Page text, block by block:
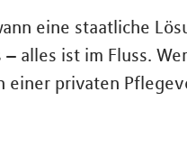
eine staatliche
– alles ist im Fluss.
einer privaten